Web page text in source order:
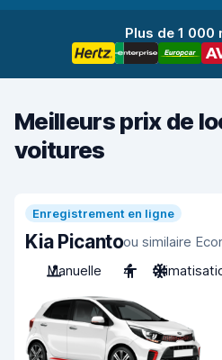
Plus de 1 000
Meilleurs prix de
voitures
Enregistrement en ligne
Kia Picantoou similaire
Manuelle
4